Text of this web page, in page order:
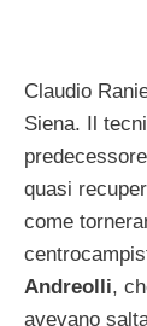
Claudio
Siena. Il
quasi
come
Andreolli,
avevano